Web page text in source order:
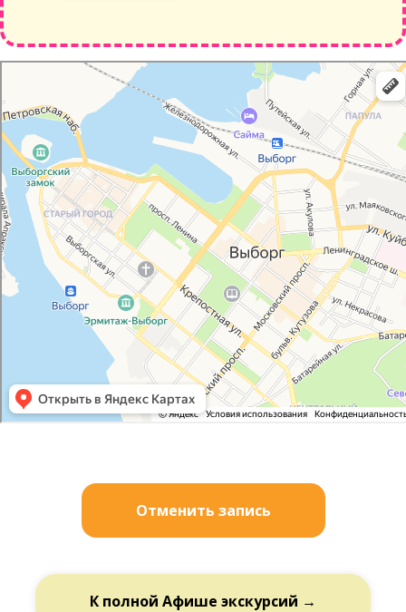
Крепостная улица, 30: как доехать на автомобиле, общественным транспортом
или пешком – Яндекс Карты
Отменить запись
К полной Афише экскурсий →